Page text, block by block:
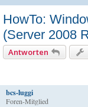
HowTo:
(Server 2008
Antworten
bcs-luggi
Foren-Mitglied